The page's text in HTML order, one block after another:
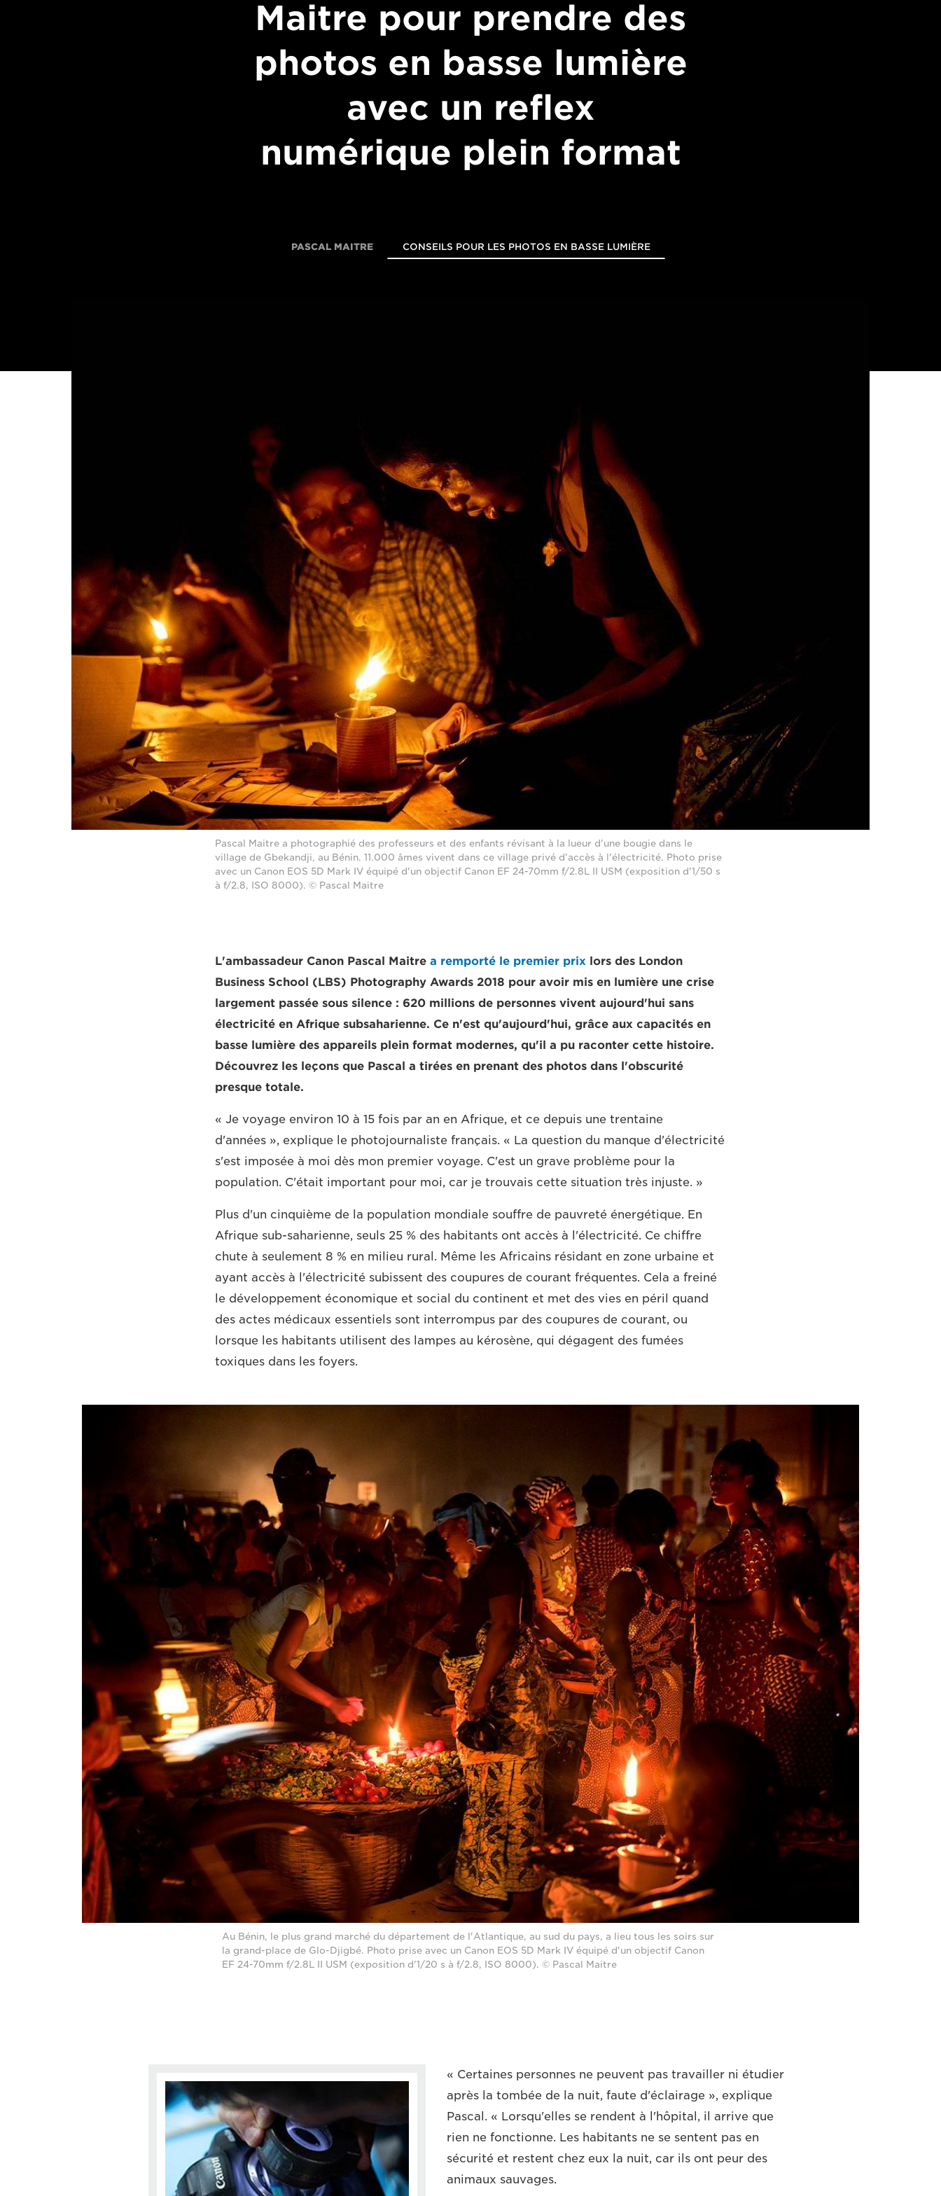
Maitre pour prendre des
photos en basse lumière
avec un reflex
numérique plein format
PASCAL MAITRE CONSEILS POUR LES PHOTOS EN BASSE LUMIÈRE
Pascal Maitre a photographié des professeurs et des enfants révisant à la lueur d'une bougie dans le
village de Gbekandji, au Bénin. 11.000 âmes vivent dans ce village privé d'accès à l'électricité. Photo prise
avec un Canon EOS 5D Mark IV équipé d'un objectif Canon EF 24-70mm f/2.8L II USM (exposition d'1/50 s
à f/2.8, ISO 8000). © Pascal Maitre
L'ambassadeur Canon Pascal Maitre a remporté le premier prix lors des London
Business School (LBS) Photography Awards 2018 pour avoir mis en lumière une crise
largement passée sous silence : 620 millions de personnes vivent aujourd'hui sans
électricité en Afrique subsaharienne. Ce n'est qu'aujourd'hui, grâce aux capacités en
basse lumière des appareils plein format modernes, qu'il a pu raconter cette histoire.
Découvrez les leçons que Pascal a tirées en prenant des photos dans l'obscurité
presque totale.
« Je voyage environ 10 à 15 fois par an en Afrique, et ce depuis une trentaine
d'années », explique le photojournaliste français. « La question du manque d'électricité
s'est imposée à moi dès mon premier voyage. C'est un grave problème pour la
population. C'était important pour moi, car je trouvais cette situation très injuste. »
Plus d'un cinquième de la population mondiale souffre de pauvreté énergétique. En
Afrique sub-saharienne, seuls 25 % des habitants ont accès à l'électricité. Ce chiffre
chute à seulement 8 % en milieu rural. Même les Africains résidant en zone urbaine et
ayant accès à l'électricité subissent des coupures de courant fréquentes. Cela a freiné
le développement économique et social du continent et met des vies en péril quand
des actes médicaux essentiels sont interrompus par des coupures de courant, ou
lorsque les habitants utilisent des lampes au kérosène, qui dégagent des fumées
toxiques dans les foyers.
Au Bénin, le plus grand marché du département de l'Atlantique, au sud du pays, a lieu tous les soirs sur
la grand-place de Glo-Djigbé. Photo prise avec un Canon EOS 5D Mark IV équipé d'un objectif Canon
EF 24-70mm f/2.8L II USM (exposition d'1/20 s à f/2.8, ISO 8000). © Pascal Maitre
« Certaines personnes ne peuvent pas travailler ni étudier
après la tombée de la nuit, faute d'éclairage », explique
Pascal. « Lorsqu'elles se rendent à l'hôpital, il arrive que
rien ne fonctionne. Les habitants ne se sentent pas en
sécurité et restent chez eux la nuit, car ils ont peur des
animaux sauvages.